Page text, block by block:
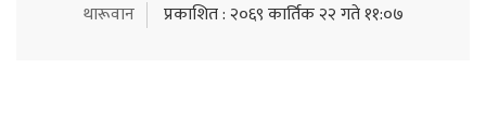
थारूवान प्रकाशित : २०६९ कार्तिक २२ गते ११:०७